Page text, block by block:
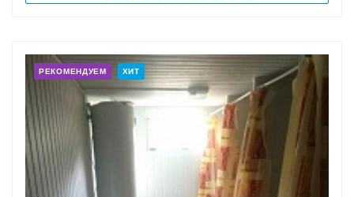
РЕКОМЕНДУЕМ ХИТ